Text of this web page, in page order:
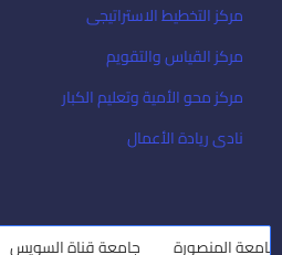
مركز التخطيط الاستراتيجى
مركز القياس والتقويم
مركز محو الأمية وتعليم الكبار
نادى ريادة الأعمال
المنصورة جامعة قناة السويس